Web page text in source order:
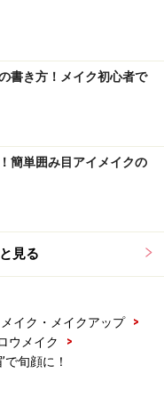
書き方！メイク初心者で
簡単囲み目アイメイクの
見る
メイク・メイクアップ
>
ウメイク
>
で旬顔に！